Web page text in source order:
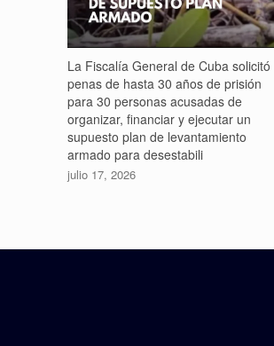
La Fiscalía General de Cuba solicitó
penas de hasta 30 años de prisión
para 30 personas acusadas de
organizar, financiar y ejecutar un
supuesto plan de levantamiento
armado para desestabili
julio 17, 2026